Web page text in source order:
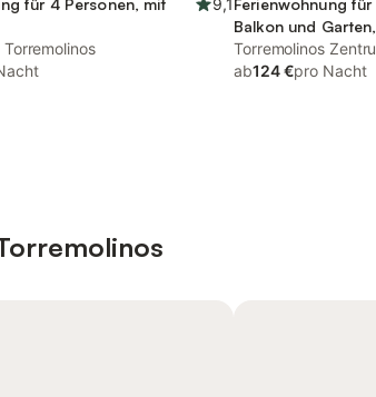
für 4 Personen, mit
9,1Ferienwohnung
Balkon und
Torremolinos
ab124 €pro Nacht